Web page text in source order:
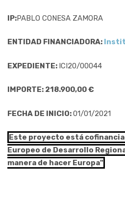
IP:PABLO CONESA ZAMORA
ENTIDAD FINANCIADORA:
EXPEDIENTE: ICI20/00044
IMPORTE: 218.900,00 €
FECHA DE INICIO:01/01/2021
Este proyecto está
Europeo de Desarrollo
manera de hacer Europa"